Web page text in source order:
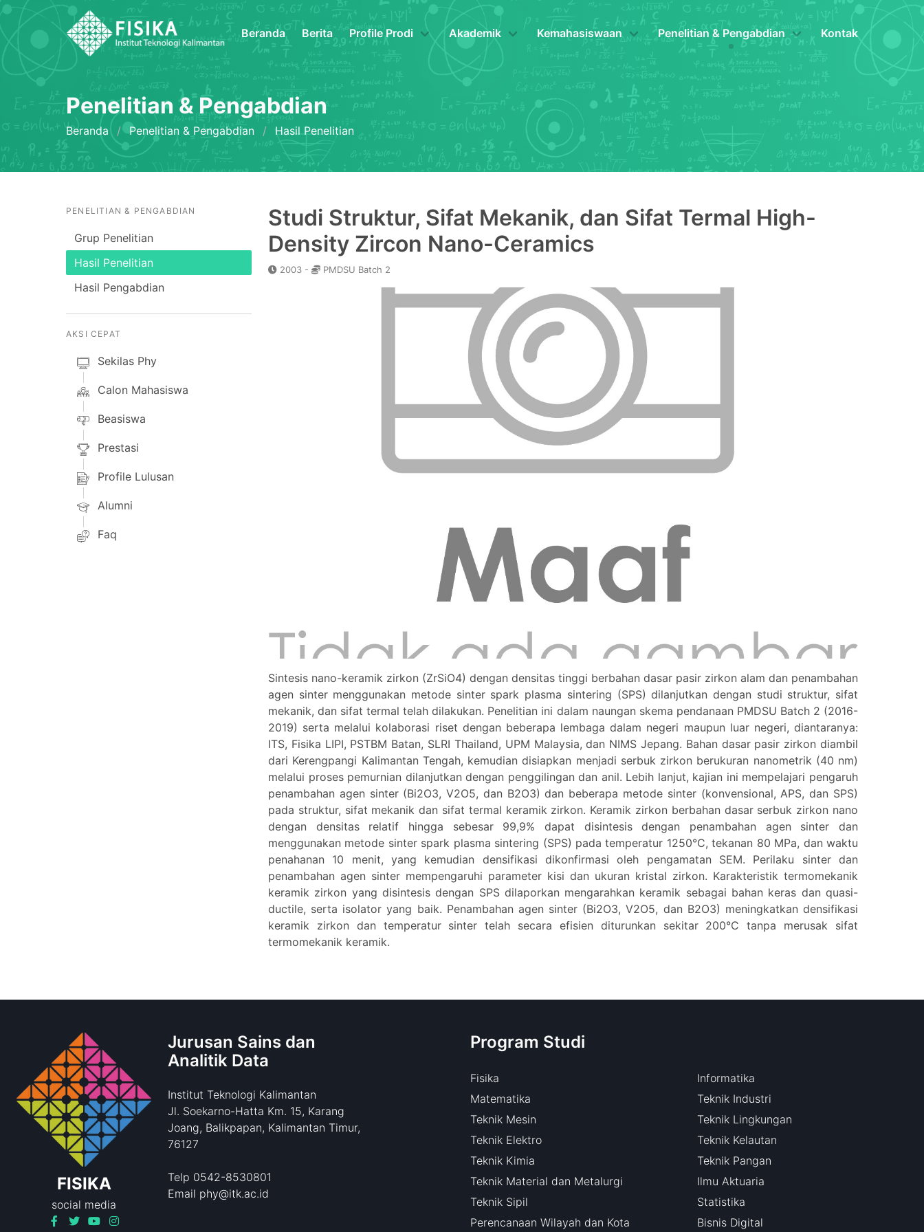
Beranda Berita Profile Prodi Akademik Kemahasiswaan Penelitian & Pengabdian Kontak
Penelitian & Pengabdian
Beranda Penelitian & Pengabdian Hasil Penelitian
PENELITIAN & PENGABDIAN
Grup Penelitian
Hasil Penelitian
Hasil Pengabdian
AKSI CEPAT
Sekilas Phy
Calon Mahasiswa
Beasiswa
Prestasi
Profile Lulusan
Alumni
Faq
Studi Struktur, Sifat Mekanik, dan Sifat Termal High-
Density Zircon Nano-Ceramics
2003 - PMDSU Batch 2
Sintesis nano-keramik zirkon (ZrSiO4) dengan densitas tinggi berbahan dasar pasir zirkon alam dan penambahan
agen sinter menggunakan metode sinter spark plasma sintering (SPS) dilanjutkan dengan studi struktur, sifat
mekanik, dan sifat termal telah dilakukan. Penelitian ini dalam naungan skema pendanaan PMDSU Batch 2 (2016-
2019) serta melalui kolaborasi riset dengan beberapa lembaga dalam negeri maupun luar negeri, diantaranya:
ITS, Fisika LIPI, PSTBM Batan, SLRI Thailand, UPM Malaysia, dan NIMS Jepang. Bahan dasar pasir zirkon diambil
dari Kerengpangi Kalimantan Tengah, kemudian disiapkan menjadi serbuk zirkon berukuran nanometrik (40 nm)
melalui proses pemurnian dilanjutkan dengan penggilingan dan anil. Lebih lanjut, kajian ini mempelajari pengaruh
penambahan agen sinter (Bi2O3, V2O5, dan B2O3) dan beberapa metode sinter (konvensional, APS, dan SPS)
pada struktur, sifat mekanik dan sifat termal keramik zirkon. Keramik zirkon berbahan dasar serbuk zirkon nano
dengan densitas relatif hingga sebesar 99,9% dapat disintesis dengan penambahan agen sinter dan
menggunakan metode sinter spark plasma sintering (SPS) pada temperatur 1250°C, tekanan 80 MPa, dan waktu
penahanan 10 menit, yang kemudian densifikasi dikonfirmasi oleh pengamatan SEM. Perilaku sinter dan
penambahan agen sinter mempengaruhi parameter kisi dan ukuran kristal zirkon. Karakteristik termomekanik
keramik zirkon yang disintesis dengan SPS dilaporkan mengarahkan keramik sebagai bahan keras dan quasi-
ductile, serta isolator yang baik. Penambahan agen sinter (Bi2O3, V2O5, dan B2O3) meningkatkan densifikasi
keramik zirkon dan temperatur sinter telah secara efisien diturunkan sekitar 200°C tanpa merusak sifat
termomekanik keramik.
FISIKA
social media
Jurusan Sains dan
Analitik Data
Institut Teknologi Kalimantan
Jl. Soekarno-Hatta Km. 15, Karang
Joang, Balikpapan, Kalimantan Timur,
76127
Telp 0542-8530801
Email phy@itk.ac.id
Program Studi
Fisika
Matematika
Teknik Mesin
Teknik Elektro
Teknik Kimia
Teknik Material dan Metalurgi
Teknik Sipil
Perencanaan Wilayah dan Kota
Informatika
Teknik Industri
Teknik Lingkungan
Teknik Kelautan
Teknik Pangan
Ilmu Aktuaria
Statistika
Bisnis Digital